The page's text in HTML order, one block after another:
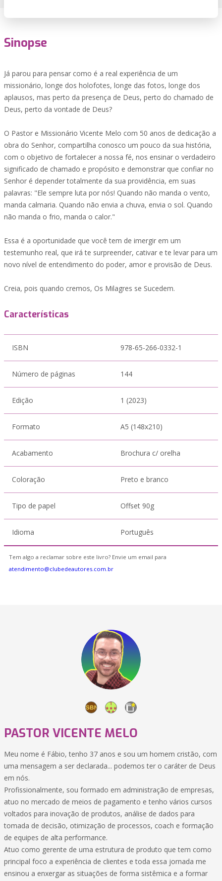
Sinopse
Já parou para pensar como é a real experiência de um
missionário, longe dos holofotes, longe das fotos, longe dos
aplausos, mas perto da presença de Deus, perto do chamado de
Deus, perto da vontade de Deus?
O Pastor e Missionário Vicente Melo com 50 anos de dedicação a
obra do Senhor, compartilha conosco um pouco da sua história,
com o objetivo de fortalecer a nossa fé, nos ensinar o verdadeiro
significado de chamado e propósito e demonstrar que confiar no
Senhor é depender totalmente da sua providência, em suas
palavras: "Ele sempre luta por nós! Quando não manda o vento,
manda calmaria. Quando não envia a chuva, envia o sol. Quando
não manda o frio, manda o calor."
Essa é a oportunidade que você tem de imergir em um
testemunho real, que irá te surpreender, cativar e te levar para um
novo nível de entendimento do poder, amor e provisão de Deus.
Creia, pois quando cremos, Os Milagres se Sucedem.
Características
ISBN 978-65-266-0332-1
Número de páginas 144
Edição 1 (2023)
Formato A5 (148x210)
Acabamento Brochura c/ orelha
Coloração Preto e branco
Tipo de papel Offset 90g
Idioma Português
Tem algo a reclamar sobre este livro? Envie um email para
atendimento@clubedeautores.com.br
PASTOR VICENTE MELO
Meu nome é Fábio, tenho 37 anos e sou um homem cristão, com
uma mensagem a ser declarada... podemos ter o caráter de Deus
em nós.
Profissionalmente, sou formado em administração de empresas,
atuo no mercado de meios de pagamento e tenho vários cursos
voltados para inovação de produtos, análise de dados para
tomada de decisão, otimização de processos, coach e formação
de equipes de alta performance.
Atuo como gerente de uma estrutura de produto que tem como
principal foco a experiência de clientes e toda essa jornada me
ensinou a enxergar as situações de forma sistêmica e a formar